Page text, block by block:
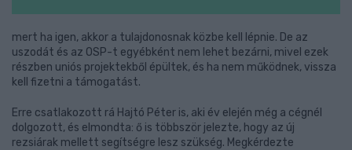
mert ha igen, akkor a tulajdonosnak közbe kell lépnie. De az
uszodát és az OSP-t egyébként nem lehet bezárni, mivel ezek
részben uniós projektekből épültek, és ha nem működnek, vissza
kell fizetni a támogatást.
Erre csatlakozott rá Hajtó Péter is, aki év elején még a cégnél
dolgozott, és elmondta: ő is többször jelezte, hogy az új
rezsiárak mellett segítségre lesz szükség. Megkérdezte